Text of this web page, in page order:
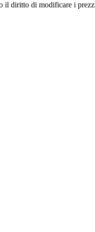
il diritto di modificare i